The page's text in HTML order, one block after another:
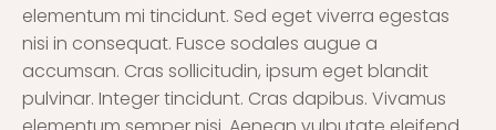
elementum mi tincidunt. Sed eget viverra egestas
nisi in consequat. Fusce sodales augue a
accumsan. Cras sollicitudin, ipsum eget blandit
pulvinar. Integer tincidunt. Cras dapibus. Vivamus